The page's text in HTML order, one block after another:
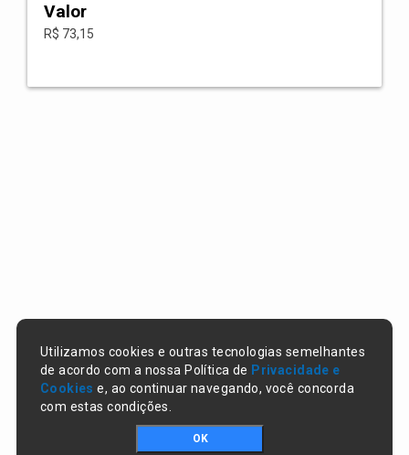
Valor
R$ 73,15
Utilizamos cookies e outras tecnologias semelhantes
de acordo com a nossa Política de Privacidade e
Cookies e, ao continuar navegando, você concorda
com estas condições.
OK